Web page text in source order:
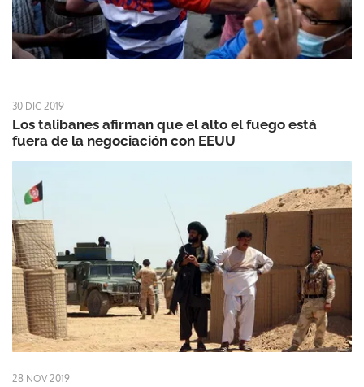
30 DIC 2019
Los talibanes afirman que el alto el fuego está
fuera de la negociación con EEUU
28 NOV 2019